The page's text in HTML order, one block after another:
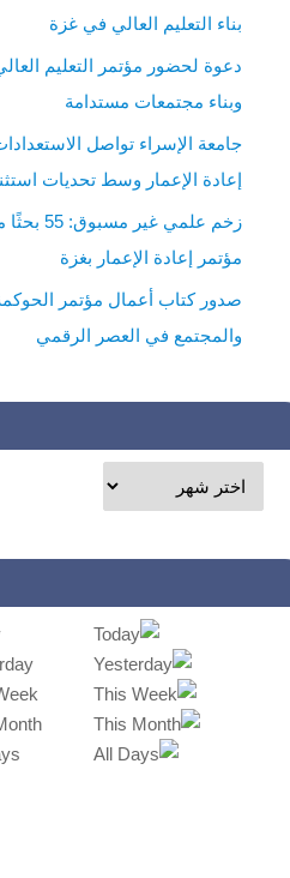
بناء التعليم العالي في غزة
دعوة لحضور مؤتمر التعليم
وبناء مجتمعات مستدامة
جامعة الإسراء تواصل
إعادة الإعمار وسط تحديات
زخم
مؤتمر إعادة الإعمار بغزة
صدور كتاب أعمال مؤتمر
والمجتمع في العصر الرقمي